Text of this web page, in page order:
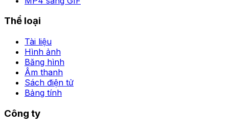
Thể loại
Tài liệu
Hình ảnh
Băng hình
Âm thanh
Sách điện tử
Bảng tính
Công ty